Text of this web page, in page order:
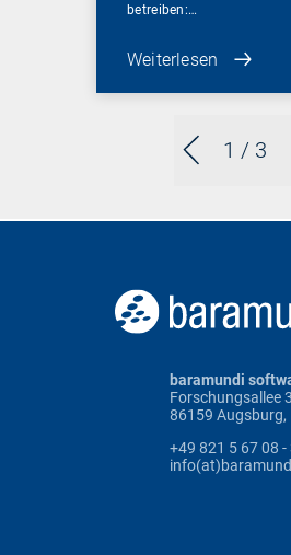
1 / 3
betreiben:…
Weiterlesen
baramundi
Forschungsallee 3
86159 Augsburg,
+49 821 5 67 08 -